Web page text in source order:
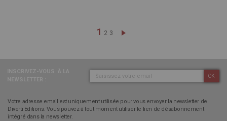
Page
Vous lisez actuellement la
1 Page
2 Page
3 Page
Suivant
OK
Votre adresse email est uniquement utilisée pour vous envoyer la newsletter de
Diverti Editions. Vous pouvez à tout moment utiliser le lien de désabonnement
intégré dans la newsletter.